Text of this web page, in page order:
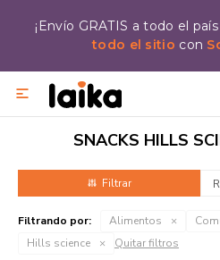
¡Envío GRATIS a todo el
todo el sitio con

SNACKS HILLS
Filtrando por: Alimentos
Hills science
Quitar filtros